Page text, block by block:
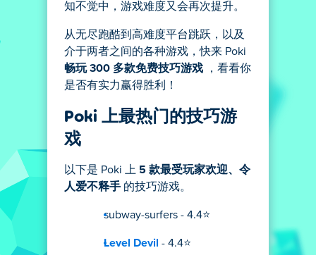
知不觉中，游戏难度又会再次提升。
从无尽跑酷到高难度平台跳跃，以及
介于两者之间的各种游戏，快来 Poki
畅玩 300 多款免费技巧游戏 ，看看你
是否有实力赢得胜利！
Poki 上最热门的技巧游
戏
以下是 Poki 上 5 款最受玩家欢迎、令
人爱不释手 的技巧游戏。
subway-surfers - 4.4⭐
Level Devil - 4.4⭐